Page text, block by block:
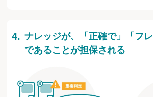
ナレッジが、「正確で」「フレ
であることが担保される